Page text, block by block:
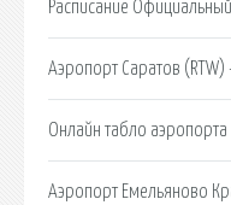
Расписание
Аэропорт Саратов (RTW)
Онлайн табло аэропорта
Аэропорт Емельяново